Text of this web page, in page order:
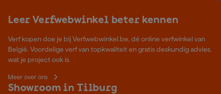
Leer Verfwebwinkel beter kennen
Verf kopen doe je bij Verfwebwinkel.be, dé online verfwinkel van
België. Voordelige verf van topkwaliteit en gratis deskundig advies,
wat je project ook is.
Meer over ons
Showroom in Tilburg